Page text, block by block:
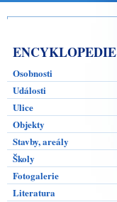
ENCYKLOPEDIE
Osobnosti
Události
Ulice
Objekty
Stavby, areály
Školy
Fotogalerie
Literatura